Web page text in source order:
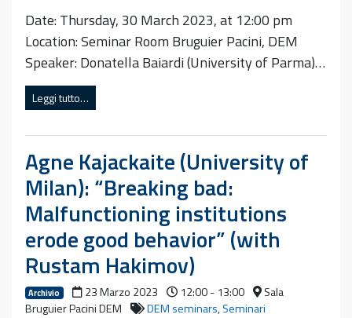
Date: Thursday, 30 March 2023, at 12:00 pm
Location: Seminar Room Bruguier Pacini, DEM
Speaker: Donatella Baiardi (University of Parma)…
Leggi tutto…
Agne Kajackaite (University of
Milan): “Breaking bad:
Malfunctioning institutions
erode good behavior” (with
Rustam Hakimov)
Archivio 23 Marzo 2023 12:00 - 13:00
Sala
Bruguier Pacini DEM
DEM seminars,Seminari